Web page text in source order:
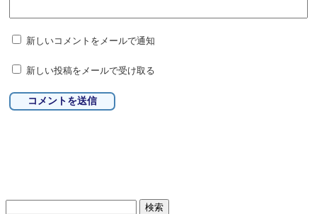
新しいコメントをメールで通知
新しい投稿をメールで受け取る